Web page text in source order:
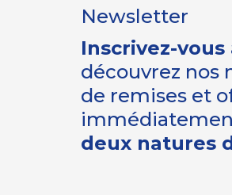
Newsletter
Inscrivez-
découvrez nos
de remises et
deux natures